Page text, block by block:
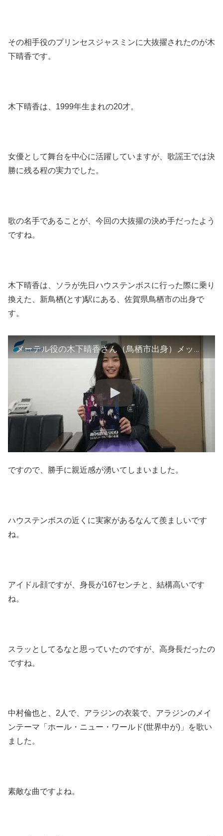
その相手役のプリンセスジャスミンに大抜擢されたのが木
下晴香です。
木下晴香は、1999年生まれの20才。
女優として舞台を中心に活躍していますが、歌謡王では決
勝に残る程の実力でした。
歌の名手であることが、今回の大抜擢の決め手だったよう
ですね。
木下晴香は、ソラが先日ハウステンボスに行った際に乗り
換えた、新鳥栖(とす)駅にある、佐賀県鳥栖市の出身で
す。
メーテル役の木下晴香さん（鳥栖市出身）メッセージ
ですので、勝手に親近感が湧いてしまいました。
ハウステンボスの近くに実家があるなんて羨ましいです
ね。
アイドル顔ですが、身長が167センチと、結構高いです
ね。
スラッとしてるなと思っていたのですが、高身長だったの
ですね。
中村倫也と、2人で、アラジンの衣装で、アラジンのメイ
ンテーマ「ホール・ニュー・ワールド(世界中が)」を歌い
ました。
素敵な曲ですよね。